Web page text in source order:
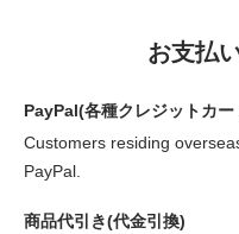
お支払
PayPal(各種クレジットカー
Customers residing
PayPal.
商品代引き(代金引換)